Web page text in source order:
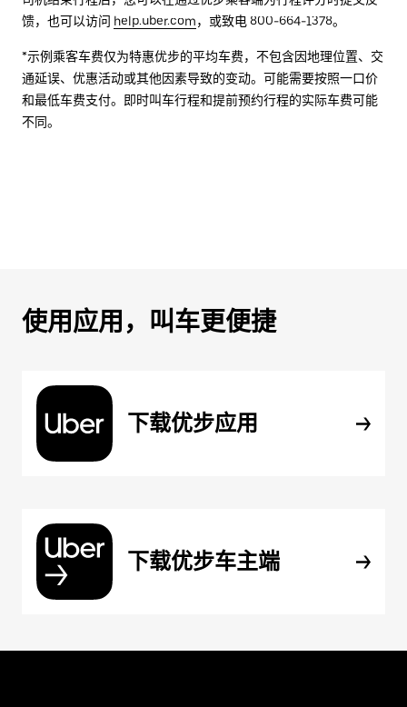
馈，也可以访问 help.uber.com，或致电 800-664-1378。
*示例乘客车费仅为特惠优步的平均车费，不包含因地理位置、交
通延误、优惠活动或其他因素导致的变动。可能需要按照一口价
和最低车费支付。即时叫车行程和提前预约行程的实际车费可能
不同。
使用应用，叫车更便捷
下载优步应用
下载优步车主端